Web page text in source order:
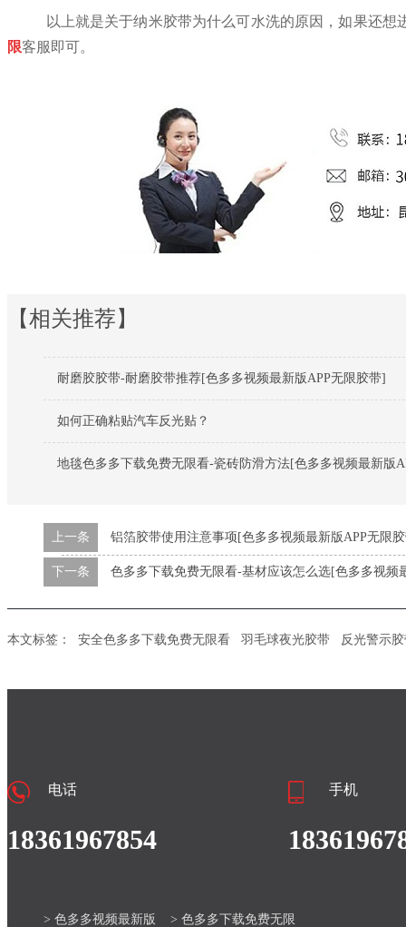
以上就是关于纳米胶带为什么可水洗的原因，如果还
限客服即可。
【相关推荐】
耐磨胶胶带-耐磨胶带推荐[色多多视频最新版APP无限胶带]
如何正确粘贴汽车反光贴？
地毯色多多下载免费无限看-瓷砖防滑方法[色多多视频最新版
上一条 铝箔胶带使用注意事项[色多多视频最新版APP无限
下一条 色多多下载免费无限看-基材应该怎么选[色多多视频
本文标签： 安全色多多下载免费无限看 羽毛球夜光胶带 反光警示
电话
18361967854
手机
> 色多多视频最新版 > 色多多下载免费无限